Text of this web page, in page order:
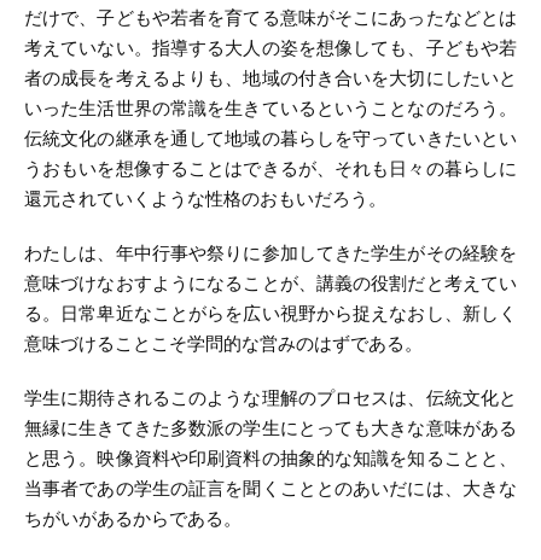
だけで、子どもや若者を育てる意味がそこにあったなどとは
考えていない。指導する大人の姿を想像しても、子どもや若
者の成長を考えるよりも、地域の付き合いを大切にしたいと
いった生活世界の常識を生きているということなのだろう。
伝統文化の継承を通して地域の暮らしを守っていきたいとい
うおもいを想像することはできるが、それも日々の暮らしに
還元されていくような性格のおもいだろう。
わたしは、年中行事や祭りに参加してきた学生がその経験を
意味づけなおすようになることが、講義の役割だと考えてい
る。日常卑近なことがらを広い視野から捉えなおし、新しく
意味づけることこそ学問的な営みのはずである。
学生に期待されるこのような理解のプロセスは、伝統文化と
無縁に生きてきた多数派の学生にとっても大きな意味がある
と思う。映像資料や印刷資料の抽象的な知識を知ることと、
当事者であの学生の証言を聞くこととのあいだには、大きな
ちがいがあるからである。